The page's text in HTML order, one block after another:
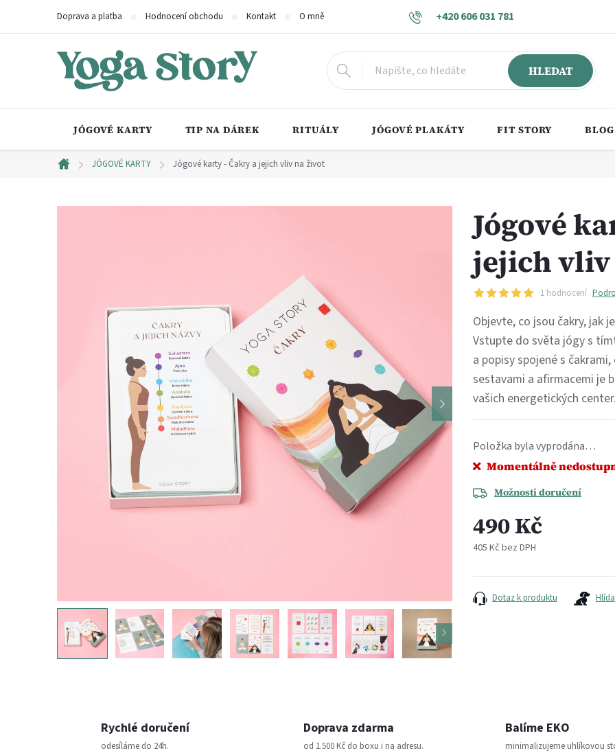
+420 606 031 781
Doprava a platba Hodnocení obchodu Kontakt O mně Obchodní podmínky Vrácení zboží a reklamace
HLEDAT
JÓGOVÉ KARTY TIP NA DÁREK RITUÁLY JÓGOVÉ PLAKÁTY FIT STORY
Domů
JÓGOVÉ KARTY Jógové karty - Čakry a jejich vliv na život
Jógové
jejich vliv
1 hodnocení
Objevte, co jsou čakry, jak
Vstupte do světa jógy s
a popisy spojené s
sestavami a afirmacemi je
vašich energetických center.
Položka byla vyprodána…
Momentálně
Možnosti doručení
490 Kč
405 Kč bez DPH
cena:
Dotaz k produktu
Rychlé doručení
odesíláme do 24h.
Doprava zdarma
od 1.500 Kč do boxu i na adresu.
Balíme EKO
minimalizujeme uhlíkovou